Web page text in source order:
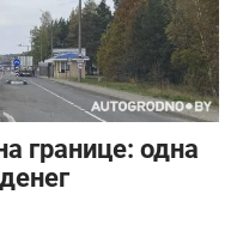
границе: одна